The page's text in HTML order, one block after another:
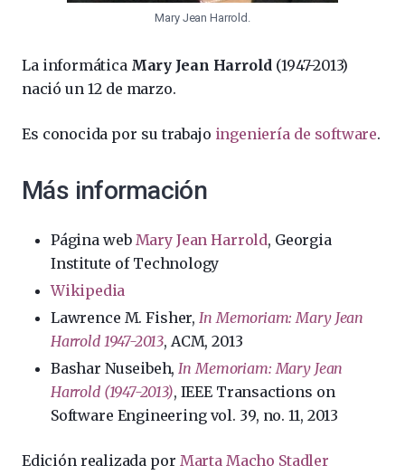
Mary Jean Harrold.
La informáticaMary Jean Harrold (1947-2013)
nació un 12 de marzo.
Es conocida por su trabajo ingeniería de software.
Más información
Página web Mary Jean Harrold, Georgia
Institute of Technology
Wikipedia
Lawrence M. Fisher,In Memoriam: Mary Jean
Harrold 1947-2013, ACM, 2013
Bashar Nuseibeh,In Memoriam: Mary Jean
Harrold (1947-2013), IEEE Transactions on
Software Engineering vol. 39, no. 11, 2013
Edición realizada por Marta Macho Stadler